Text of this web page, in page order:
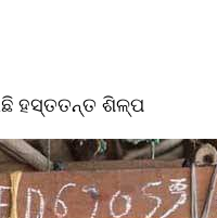
ହସ୍ତତନ୍ତ ଶିଳ୍ପ